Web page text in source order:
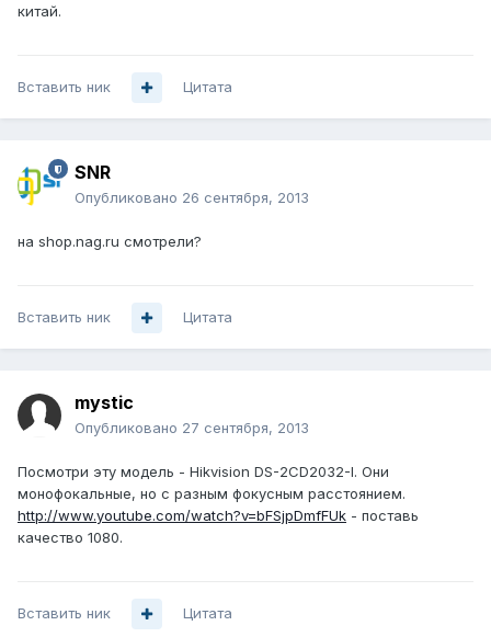
китай.
Вставить ник Цитата
SNR
Опубликовано 26 сентября, 2013
на shop.nag.ru смотрели?
Вставить ник Цитата
mystic
Опубликовано 27 сентября, 2013
Посмотри эту модель - Hikvision DS-2CD2032-I. Они
монофокальные, но с разным фокусным расстоянием.
http://www.youtube.com/watch?v=bFSjpDmfFUk - поставь
качество 1080.
Вставить ник Цитата